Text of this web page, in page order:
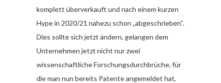
komplett überverkauft und nach einem kurzen
Hype in 2020/21 nahezu schon „abgeschrieben“.
Dies sollte sich jetzt ändern, gelangen dem
Unternehmen jetzt nicht nur zwei
wissenschaftliche Forschungsdurchbrüche, für
die man nun bereits Patente angemeldet hat,